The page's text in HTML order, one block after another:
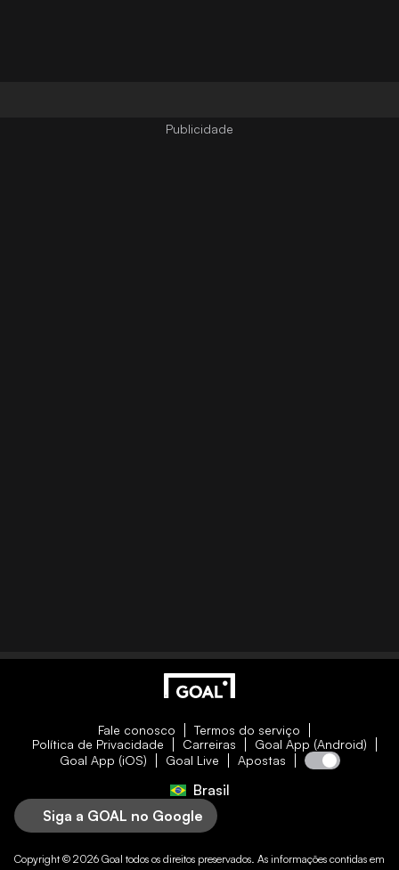
Fale conosco
Termos do serviço
Política de Privacidade
Carreiras
Goal App (Android)
Goal App (iOS)
Goal Live Apostas
Brasil
Siga a GOAL no Google
Copyright © 2026 Goal todos os direitos preservados. As informações contidas em